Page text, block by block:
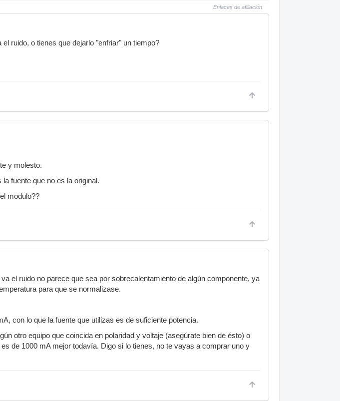
Enlaces de afiliación
ruido, o tienes que dejarlo "enfriar" un tiempo?
y molesto.
fuente que no es la original.
modulo??
el ruido no parece que sea por sobrecalentamiento de algún componente, ya
para que se normalizase.
con lo que la fuente que utilizas es de suficiente potencia.
otro equipo que coincida en polaridad y voltaje (asegúrate bien de ésto) o
de 1000 mA mejor todavía. Digo si lo tienes, no te vayas a comprar uno y